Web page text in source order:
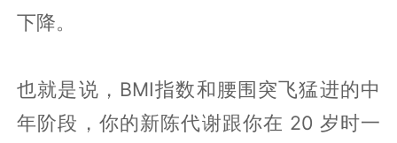
下降。
也就是说，BMI指数和腰围突飞猛进的中
年阶段，你的新陈代谢跟你在 20 岁时一